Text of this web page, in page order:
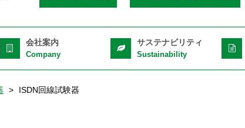
会社案内
Company
サステナビリティ
Sustainability
ISDN回線試験器